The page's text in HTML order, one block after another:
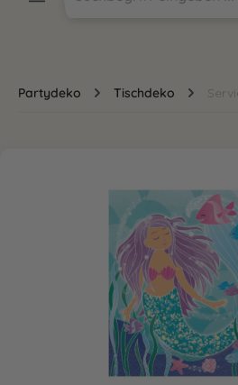
Partydeko Tischdeko
Bildergalerie überspringen